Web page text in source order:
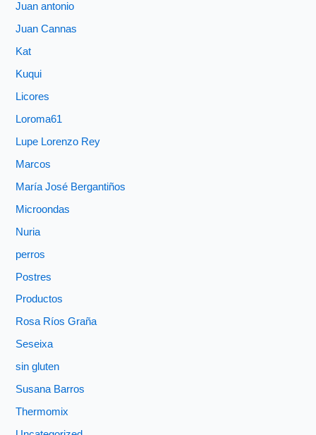
Juan antonio
Juan Cannas
Kat
Kuqui
Licores
Loroma61
Lupe Lorenzo Rey
Marcos
María José Bergantiños
Microondas
Nuria
perros
Postres
Productos
Rosa Ríos Graña
Seseixa
sin gluten
Susana Barros
Thermomix